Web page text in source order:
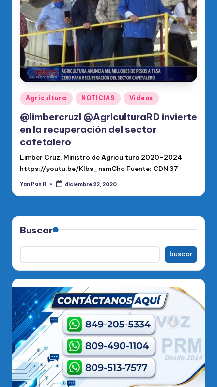
di
c
o
O
fi
ci
al
d
el
P
M
Publicado
en
Agricultura NOTICIAS Videos
@limbercruzl @AgriculturaRD invierte
en la recuperación del sector
cafetalero
Limber Cruz, Ministro de Agricultura 2020-2024
https://youtu.be/KIbs_nsmGho Fuente: CDN 37
Publicado
Yan Pan R diciembre 22, 2020
Buscar
buscar